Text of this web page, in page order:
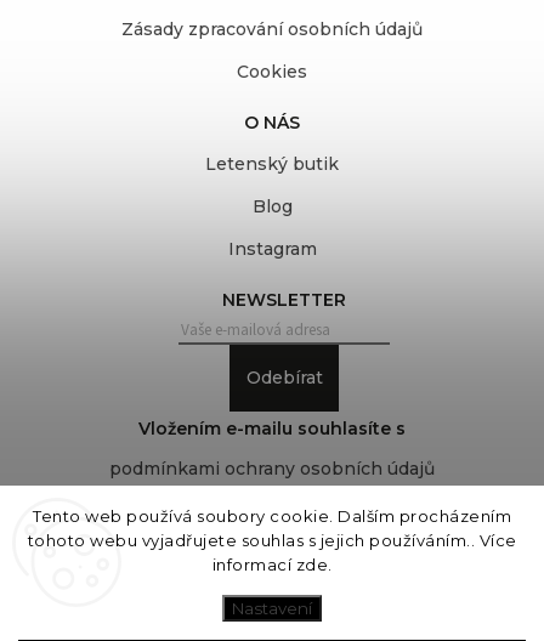
Tento web používá soubory cookie. Dalším procházením
tohoto webu vyjadřujete souhlas s jejich používáním.. Více
informací zde
Nastavení
Zásady zpracování osobních údajů
Cookies
O NÁS
Letenský butik
Blog
Instagram
NEWSLETTER
Odebírat
Vložením e-mailu souhlasíte s
podmínkami ochrany osobních údajů
COVEROVER
Upravit nastavení cookies